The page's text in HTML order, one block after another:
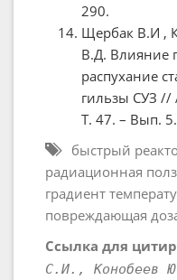
290.
Щербак В.И ,
В.Д. Влияние
распухание
гильзы СУЗ //
Т. 47. – Вып.
быстрый
радиационная
градиент
повреждающая
Ссылка для
С.И., Конобеев